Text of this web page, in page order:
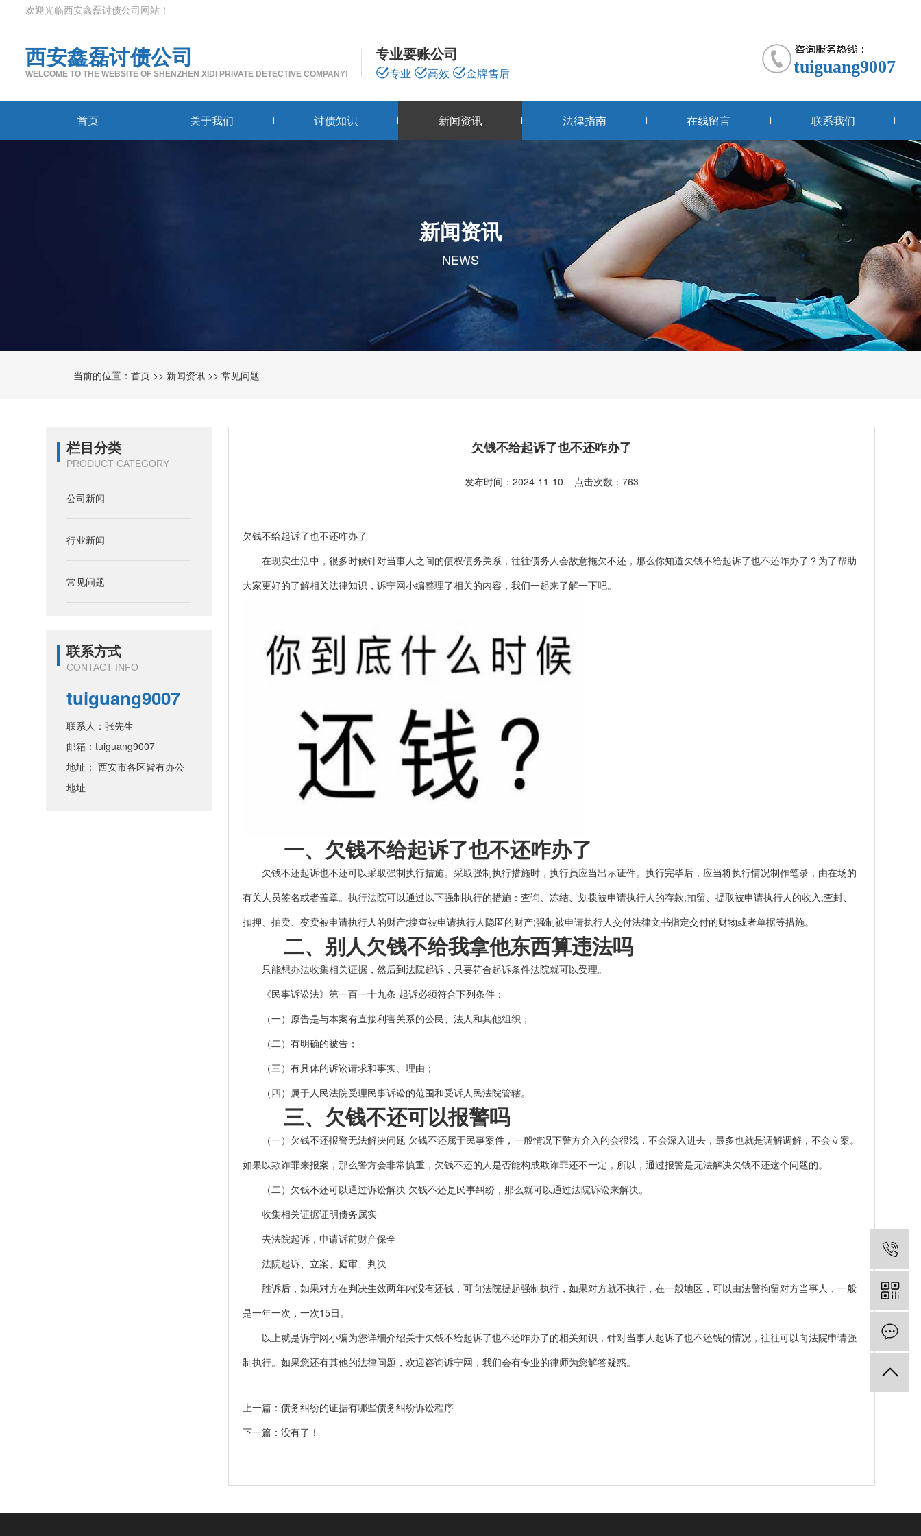
欢迎光临西安鑫磊讨债公司网站！
西安鑫磊讨债公司
WELCOME TO THE WEBSITE OF SHENZHEN XIDI PRIVATE DETECTIVE COMPANY!
专业要账公司
专业 高效 金牌售后 tuiguang9007
首页 关于我们 讨债知识 新闻资讯 法律指南 在线留言 联系我们
新闻资讯
NEWS
当前的位置：首页 >> 新闻资讯 >>常见问题
栏目分类
PRODUCT CATEGORY
公司新闻
行业新闻
常见问题
联系方式
CONTACT INFO
tuiguang9007
联系人：张先生
邮箱：tuiguang9007
地址： 西安市各区皆有办公
地址
欠钱不给起诉了也不还咋办了
发布时间：2024-11-10 点击次数：763
欠钱不给起诉了也不还咋办了
在现实生活中，很多时候针对当事人之间的债权债务关系，往往债务人会故意拖欠不还，那么你知道欠钱不给起诉了也不还咋办了？为了帮助
大家更好的了解相关法律知识，诉宁网小编整理了相关的内容，我们一起来了解一下吧。
一、欠钱不给起诉了也不还咋办了
欠钱不还起诉也不还可以采取强制执行措施。采取强制执行措施时，执行员应当出示证件。执行完毕后，应当将执行情况制作笔录，由在场的
有关人员签名或者盖章。执行法院可以通过以下强制执行的措施：查询、冻结、划拨被申请执行人的存款;扣留、提取被申请执行人的收入;查封、
扣押、拍卖、变卖被申请执行人的财产;搜查被申请执行人隐匿的财产;强制被申请执行人交付法律文书指定交付的财物或者单据等措施。
二、别人欠钱不给我拿他东西算违法吗
只能想办法收集相关证据，然后到法院起诉，只要符合起诉条件法院就可以受理。
《民事诉讼法》第一百一十九条 起诉必须符合下列条件：
（一）原告是与本案有直接利害关系的公民、法人和其他组织；
（二）有明确的被告；
（三）有具体的诉讼请求和事实、理由；
（四）属于人民法院受理民事诉讼的范围和受诉人民法院管辖。
三、欠钱不还可以报警吗
（一）欠钱不还报警无法解决问题 欠钱不还属于民事案件，一般情况下警方介入的会很浅，不会深入进去，最多也就是调解调解，不会立案。
如果以欺诈罪来报案，那么警方会非常慎重，欠钱不还的人是否能构成欺诈罪还不一定，所以，通过报警是无法解决欠钱不还这个问题的。
（二）欠钱不还可以通过诉讼解决 欠钱不还是民事纠纷，那么就可以通过法院诉讼来解决。
收集相关证据证明债务属实
去法院起诉，申请诉前财产保全
法院起诉、立案、庭审、判决
胜诉后，如果对方在判决生效两年内没有还钱，可向法院提起强制执行，如果对方就不执行，在一般地区，可以由法警拘留对方当事人，一般
是一年一次，一次15日。
以上就是诉宁网小编为您详细介绍关于欠钱不给起诉了也不还咋办了的相关知识，针对当事人起诉了也不还钱的情况，往往可以向法院申请强
制执行。如果您还有其他的法律问题，欢迎咨询诉宁网，我们会有专业的律师为您解答疑惑。
上一篇：债务纠纷的证据有哪些债务纠纷诉讼程序
下一篇：没有了！